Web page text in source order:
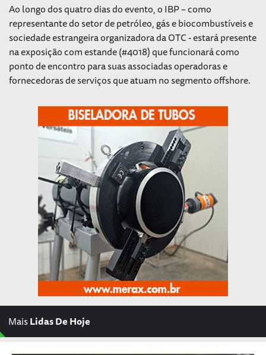
Ao longo dos quatro dias do evento, o IBP – como
representante do setor de petróleo, gás e biocombustíveis e
sociedade estrangeira organizadora da OTC - estará presente
na exposição com estande (#4018) que funcionará como
ponto de encontro para suas associadas operadoras e
fornecedoras de serviços que atuam no segmento offshore.
MaisLidas De Hoje